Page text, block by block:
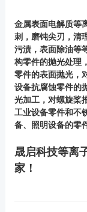
金属表面电解质等
刺，磨钝尖刃，清
污渍，表面除油等
构零件的抛光处理
零件的表面抛光，
设备抗腐蚀零件的
光加工，对螺旋桨
工业设备零件和不
备、照明设备的零
晟启科技等离
家！